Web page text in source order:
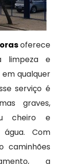
oferece
limpeza e
qualquer
serviço é
graves,
cheiro e
Com
caminhões
a